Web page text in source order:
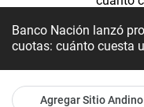
Banco Nación lanzó
cuotas: cuánto cuesta
Agregar Sitio